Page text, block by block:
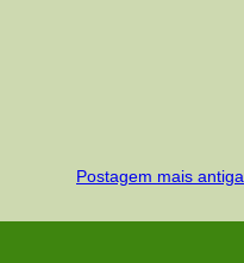
Postagem mais antiga